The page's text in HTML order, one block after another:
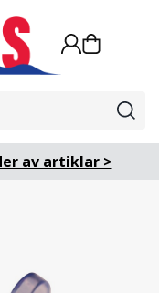
av artiklar >